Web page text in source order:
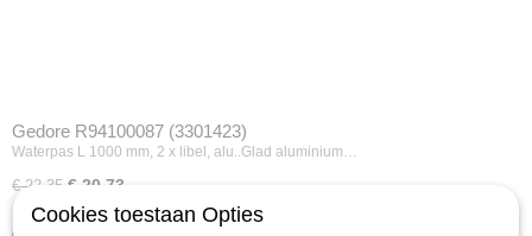
Gedore R94100087 (3301423)
Waterpas L 1000 mm, 2 x libel, alu..Glad aluminium…
€ 22,35 € 20,73
Cookies toestaan Opties